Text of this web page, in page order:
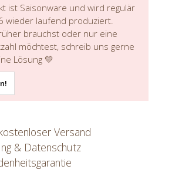
ist Saisonware und wird regulär
wieder laufend produziert.
brauchst oder nur eine
möchtest, schreib uns gerne
Lösung 💛
Versand
& Datenschutz